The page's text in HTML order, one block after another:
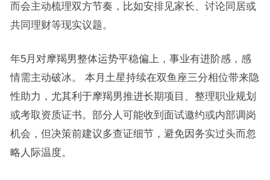
而会主动梳理双方节奏，比如安排见家长、讨论同居或
共同理财等现实议题。
年5月对摩羯男整体运势平稳偏上，事业有进阶感，感
情需主动破冰。 本月土星持续在双鱼座三分相位带来隐
性助力，尤其利于摩羯男推进长期项目、整理职业规划
或考取资质证书。部分人可能收到面试邀约或内部调岗
机会，但决策前建议多查证细节，避免因务实过头而忽
略人际温度。